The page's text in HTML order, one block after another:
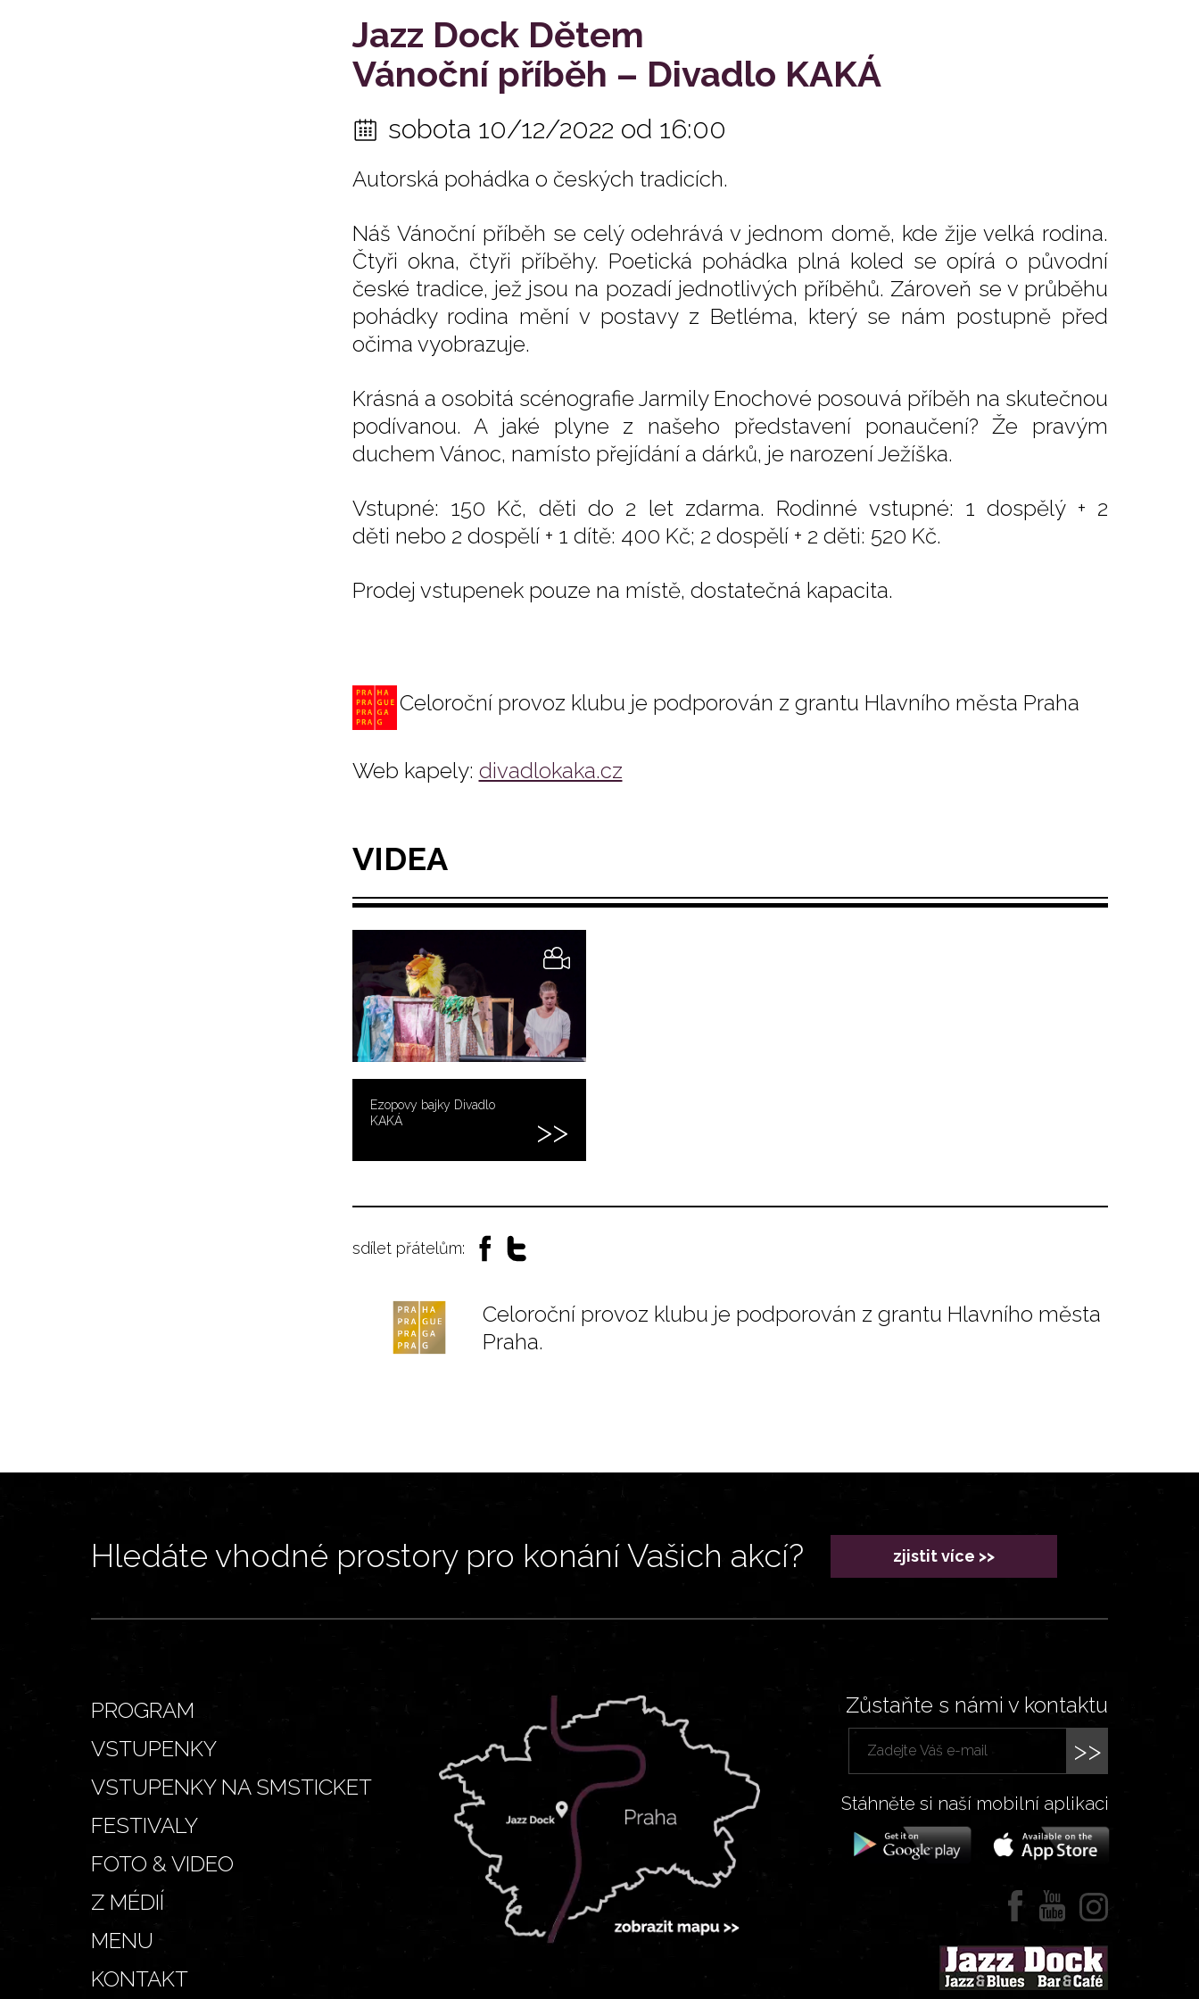
Jazz Dock Dětem
Vánoční příběh – Divadlo KAKÁ
sobota 10/12/2022 od 16:00
Autorská pohádka o českých tradicích.
Náš Vánoční příběh se celý odehrává v jednom domě, kde žije velká rodina.
Čtyři okna, čtyři příběhy. Poetická pohádka plná koled se opírá o původní
české tradice, jež jsou na pozadí jednotlivých příběhů. Zároveň se v průběhu
pohádky rodina mění v postavy z Betléma, který se nám postupně před
očima vyobrazuje.
Krásná a osobitá scénografie Jarmily Enochové posouvá příběh na skutečnou
podívanou. A jaké plyne z našeho představení ponaučení? Že pravým
duchem Vánoc, namísto přejídání a dárků, je narození Ježíška.
Vstupné: 150 Kč, děti do 2 let zdarma. Rodinné vstupné: 1 dospělý + 2
děti nebo 2 dospělí + 1 dítě: 400 Kč; 2 dospělí + 2 děti: 520 Kč.
Prodej vstupenek pouze na místě, dostatečná kapacita.
Celoroční provoz klubu je podporován z grantu Hlavního města Praha
Web kapely: divadlokaka.cz
VIDEA
Ezopovy bajky Divadlo
KAKÁ
sdílet přátelům:
Celoroční provoz klubu je podporován z grantu Hlavního města
Praha.
Hledáte vhodné prostory pro konání Vašich akcí? zjistit více >>
PROGRAM
VSTUPENKY
VSTUPENKY NA SMSTICKET
FESTIVALY
FOTO & VIDEO
Z MÉDIÍ
MENU
KONTAKT
Zůstaňte s námi v kontaktu
>>
Stáhněte si naší mobilní aplikaci